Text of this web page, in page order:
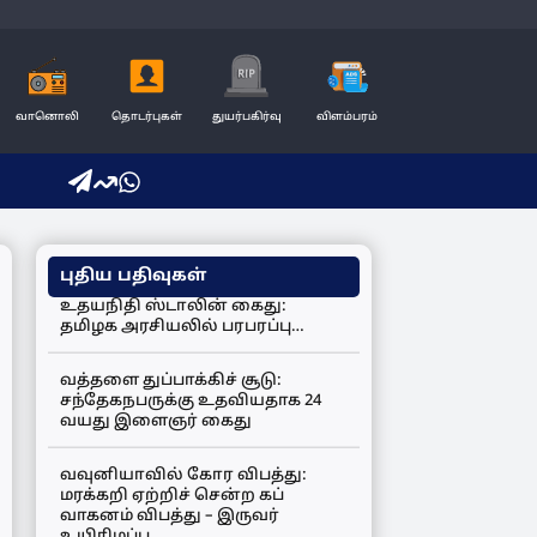
வானொலி தொடர்புகள் துயர்பகிர்வு விளம்பரம்
புதிய பதிவுகள்
உதயநிதி ஸ்டாலின் கைது:
தமிழக அரசியலில் பரபரப்பு…
வத்தளை துப்பாக்கிச் சூடு:
சந்தேகநபருக்கு உதவியதாக 24
வயது இளைஞர் கைது
வவுனியாவில் கோர விபத்து:
மரக்கறி ஏற்றிச் சென்ற கப்
வாகனம் விபத்து – இருவர்